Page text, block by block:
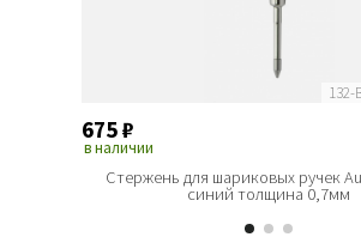
132-
675₽
в наличии
Стержень для шариковых ручек
синий толщина 0,7мм